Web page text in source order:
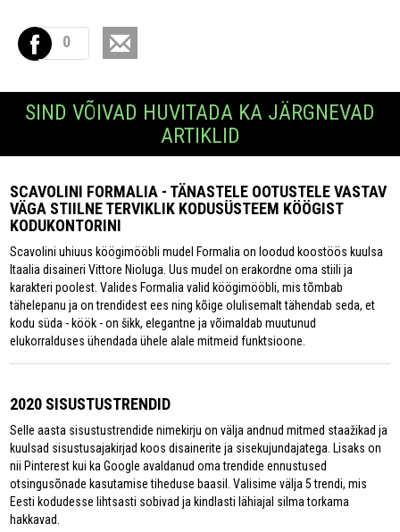
0
SIND VÕIVAD HUVITADA KA JÄRGNEVAD
ARTIKLID
SCAVOLINI FORMALIA - TÄNASTELE OOTUSTELE VASTAV
VÄGA STIILNE TERVIKLIK KODUSÜSTEEM KÖÖGIST
KODUKONTORINI
Scavolini uhiuus köögimööbli mudel Formalia on loodud koostöös kuulsa
Itaalia disaineri Vittore Nioluga. Uus mudel on erakordne oma stiili ja
karakteri poolest. Valides Formalia valid köögimööbli, mis tõmbab
tähelepanu ja on trendidest ees ning kõige olulisemalt tähendab seda, et
kodu süda - köök - on šikk, elegantne ja võimaldab muutunud
elukorralduses ühendada ühele alale mitmeid funktsioone.
2020 SISUSTUSTRENDID
Selle aasta sisustustrendide nimekirju on välja andnud mitmed staažikad ja
kuulsad sisustusajakirjad koos disainerite ja sisekujundajatega. Lisaks on
nii Pinterest kui ka Google avaldanud oma trendide ennustused
otsingusõnade kasutamise tiheduse baasil. Valisime välja 5 trendi, mis
Eesti kodudesse lihtsasti sobivad ja kindlasti lähiajal silma torkama
hakkavad.